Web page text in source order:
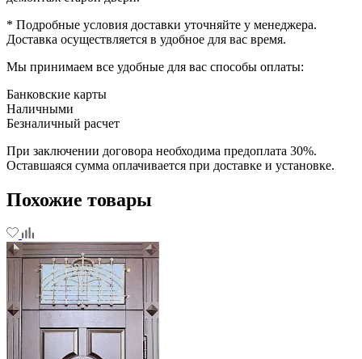
* Подробные условия доставки уточняйте у менеджера.
Доставка осуществляется в удобное для вас время.
Мы принимаем все удобные для вас способы оплаты:
Банковские карты
Наличными
Безналичный расчет
При заключении договора необходима предоплата 30%.
Оставшаяся сумма оплачивается при доставке и установке.
Похожие товары